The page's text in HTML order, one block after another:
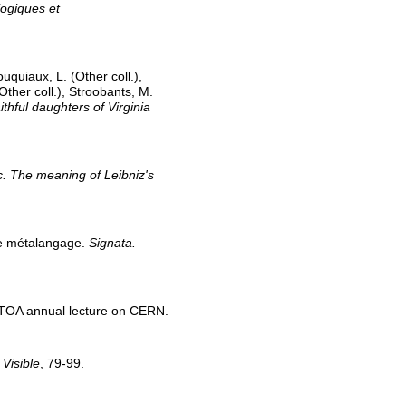
et
L. (Other coll.),
coll.), Stroobants, M.
daughters of Virginia
The meaning of Leibniz's
métalangage.Signata.
annual lecture on CERN.
Visible, 79-99.